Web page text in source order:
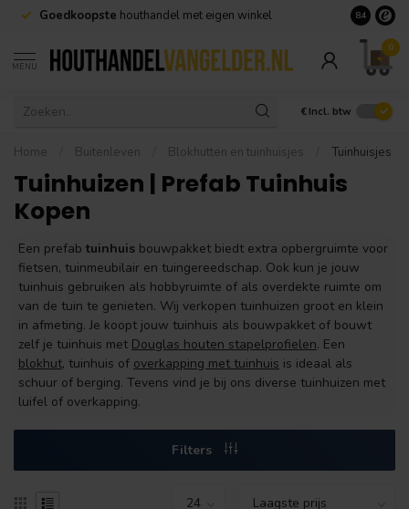
Geen minimale afname nodig ensnelle levering 8.4
MENU
0
€ Incl. btw
Home Buitenleven Blokhutten en tuinhuisjes Tuinhuisjes
Tuinhuizen | Prefab Tuinhuis
Kopen
Een prefab tuinhuis bouwpakket biedt extra opbergruimte voor
fietsen, tuinmeubilair en tuingereedschap. Ook kun je jouw
tuinhuis gebruiken als hobbyruimte of als overdekte ruimte om
van de tuin te genieten. Wij verkopen tuinhuizen groot en klein
in afmeting. Je koopt jouw tuinhuis als bouwpakket of bouwt
zelf je tuinhuis met Douglas houten stapelprofielen. Een
blokhut, tuinhuis of overkapping met tuinhuis is ideaal als
schuur of berging. Tevens vind je bij ons diverse tuinhuizen met
luifel of overkapping.
Filters